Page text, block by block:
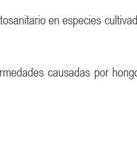
en especies
causadas por